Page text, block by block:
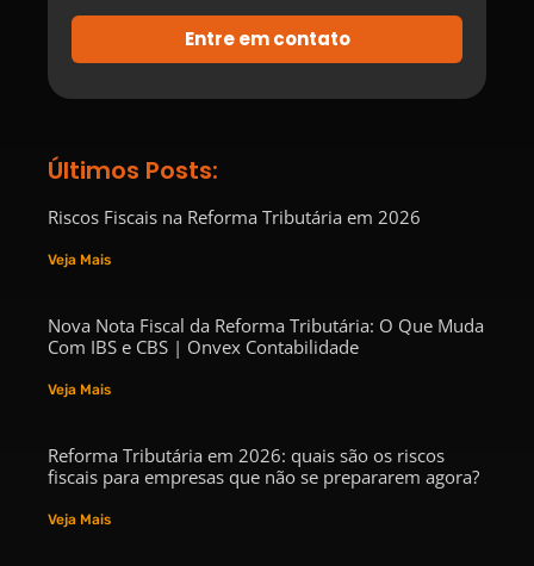
Entre em contato
Últimos Posts:
Riscos Fiscais na Reforma Tributária em 2026
Veja Mais
Nova Nota Fiscal da Reforma Tributária: O Que Muda
Com IBS e CBS | Onvex Contabilidade
Veja Mais
Reforma Tributária em 2026: quais são os riscos
fiscais para empresas que não se prepararem agora?
Veja Mais